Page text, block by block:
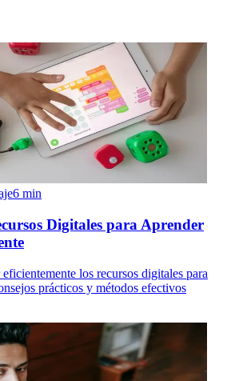
6 min
Digitales para Aprender
los recursos digitales para
prácticos y métodos efectivos